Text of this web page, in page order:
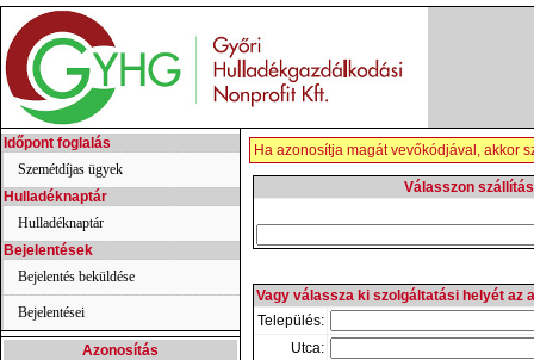
Időpont foglalás
Szemétdíjas ügyek
Hulladéknaptár
Hulladéknaptár
Bejelentések
Bejelentés beküldése
Bejelentései
Azonosítás
Ha azonosítja magát vevőkódjával, akkor
Válasszon
Vagy válassza ki szolgáltatási helyét az
Település:
Utca: